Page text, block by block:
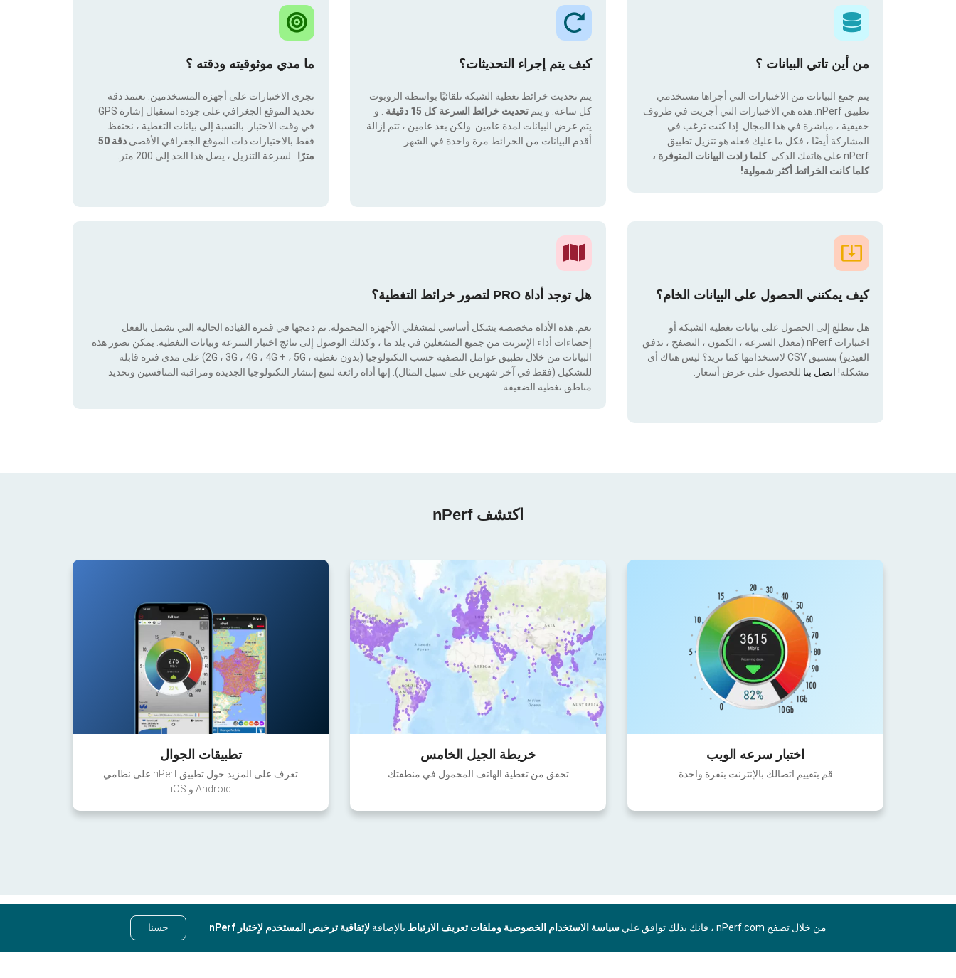
من أين تاتي البيانات ؟
يتم جمع البيانات من الاختبارات التي أجراها مستخدمي
تطبيق nPerf. هذه هي الاختبارات التي أجريت في ظروف
حقيقية ، مباشرة في هذا المجال. إذا كنت ترغب في
المشاركة أيضًا ، فكل ما عليك فعله هو تنزيل تطبيق
nPerf على هاتفك الذكي.
كلما زادت البيانات المتوفرة ،
كلما كانت الخرائط أكثر شمولية!
كيف يتم إجراء التحديثات؟
يتم تحديث خرائط تغطية الشبكة تلقائيًا بواسطة الروبوت
كل ساعة. و يتم تحديث خرائط السرعة كل 15 دقيقة
. و
يتم عرض البيانات لمدة عامين. ولكن بعد عامين ، تتم إزالة
أقدم البيانات من الخرائط مرة واحدة في الشهر.
ما مدي موثوقيته ودقته ؟
تجرى الاختبارات على أجهزة المستخدمين. تعتمد دقة
تحديد الموقع الجغرافي على جودة استقبال إشارة GPS
في وقت الاختبار. بالنسبة إلى بيانات التغطية ، نحتفظ
فقط بالاختبارات ذات الموقع الجغرافي الأقصى
دقة 50
مترًا
. لسرعة التنزيل ، يصل هذا الحد إلى 200 متر.
كيف يمكنني الحصول على البيانات الخام؟
هل تتطلع إلى الحصول على بيانات تغطية الشبكة أو
اختبارات nPerf (معدل السرعة ، الكمون ، التصفح ، تدفق
الفيديو) بتنسيق CSV لاستخدامها كما تريد؟ ليس هناك أى
مشكلة! اتصل بنا للحصول على عرض أسعار.
هل توجد أداة PRO لتصور خرائط التغطية؟
نعم. هذه الأداة مخصصة بشكل أساسي لمشغلي الأجهزة المحمولة. تم دمجها في قمرة القيادة الحالية التي تشمل بالفعل
إحصاءات أداء الإنترنت من جميع المشغلين في بلد ما ، وكذلك الوصول إلى نتائج اختبار السرعة وبيانات التغطية. يمكن تصور هذه
البيانات من خلال تطبيق عوامل التصفية حسب التكنولوجيا (بدون تغطية ، 2G ، 3G ، 4G ، 4G + ، 5G) على مدى فترة قابلة
للتشكيل (فقط في آخر شهرين على سبيل المثال). إنها أداة رائعة لتتبع إنتشار التكنولوجيا الجديدة ومراقبة المنافسين وتحديد
مناطق تغطية الضعيفة.
اكتشف nPerf
اختبار سرعه الويب
قم بتقييم اتصالك بالإنترنت بنقرة واحدة
خريطة الجيل الخامس
تحقق من تغطية الهاتف المحمول في منطقتك
تطبيقات الجوال
تعرف على المزيد حول تطبيق nPerf على نظامي
Android و iOS
من خلال تصفح nPerf.com ، فانك بذلك توافق علي سياسة الاستخدام الخصوصية وملفات تعريف الارتباط بالإضافةلإتفاقية ترخيص المستخدم لإختبار nPerf حسنا